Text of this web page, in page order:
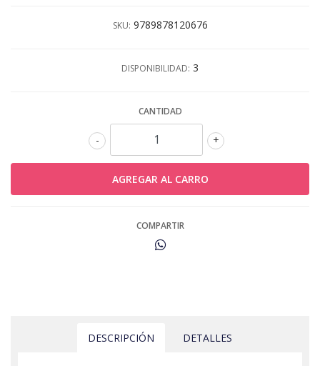
SKU: 9789878120676
DISPONIBILIDAD: 3
CANTIDAD
+
-
COMPARTIR
DESCRIPCIÓN DETALLES